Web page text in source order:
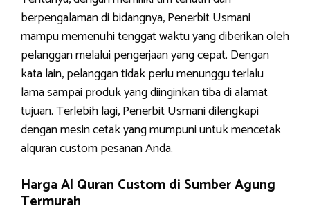
berpengalaman di bidangnya, Penerbit Usmani
mampu memenuhi tenggat waktu yang diberikan oleh
pelanggan melalui pengerjaan yang cepat. Dengan
kata lain, pelanggan tidak perlu menunggu terlalu
lama sampai produk yang diinginkan tiba di alamat
tujuan. Terlebih lagi, Penerbit Usmani dilengkapi
dengan mesin cetak yang mumpuni untuk mencetak
alquran custom pesanan Anda.
Harga Al Quran Custom di Sumber Agung
Termurah